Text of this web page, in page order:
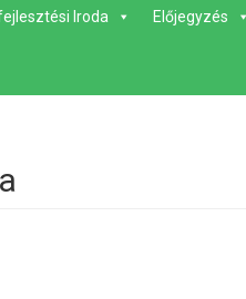
Iroda Előjegyzés